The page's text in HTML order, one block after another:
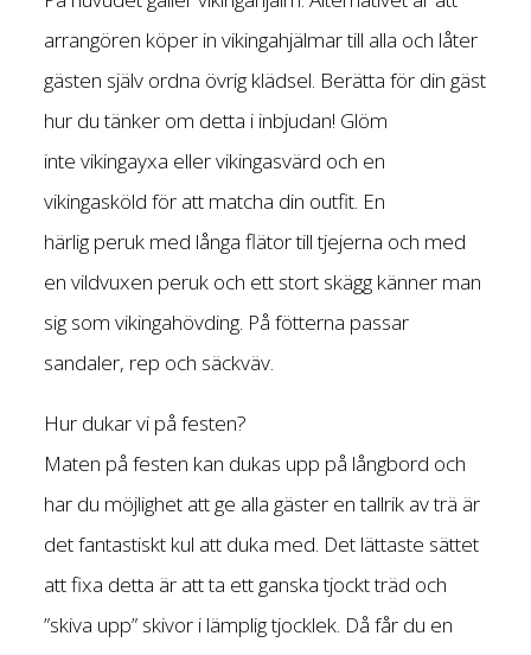
arrangören köper in vikingahjälmar till alla och låter
gästen själv ordna övrig klädsel. Berätta för din gäst
hur du tänker om detta i inbjudan! Glöm
inte vikingayxa eller vikingasvärd och en
vikingasköld för att matcha din outfit. En
härlig peruk med långa flätor till tjejerna och med
en vildvuxen peruk och ett stort skägg känner man
sig som vikingahövding. På fötterna passar
sandaler, rep och säckväv.
Hur dukar vi på festen?
Maten på festen kan dukas upp på långbord och
har du möjlighet att ge alla gäster en tallrik av trä är
det fantastiskt kul att duka med. Det lättaste sättet
att fixa detta är att ta ett ganska tjockt träd och
”skiva upp” skivor i lämplig tjocklek. Då får du en